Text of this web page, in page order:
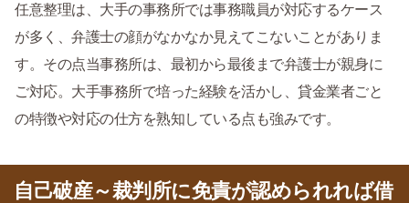
任意整理は、大手の事務所では事務職員が対応するケース
が多く、弁護士の顔がなかなか見えてこないことがありま
す。その点当事務所は、最初から最後まで弁護士が親身に
ご対応。大手事務所で培った経験を活かし、貸金業者ごと
の特徴や対応の仕方を熟知している点も強みです。
自己破産～裁判所に免責が認められれば借